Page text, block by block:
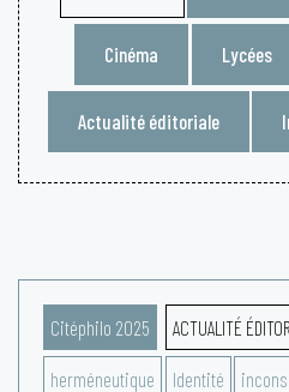
Cinéma Lycées
Actualité éditoriale
Citéphilo 2025 ACTUALITÉ
herméneutique Identité